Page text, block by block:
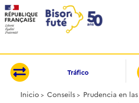
Tráfico
Inicio Conseils Prudencia en
Panel de gestión de cookies